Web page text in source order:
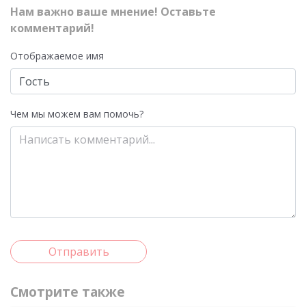
Нам важно ваше мнение! Оставьте
комментарий!
Отображаемое имя
Чем мы можем вам помочь?
Отправить
Смотрите также